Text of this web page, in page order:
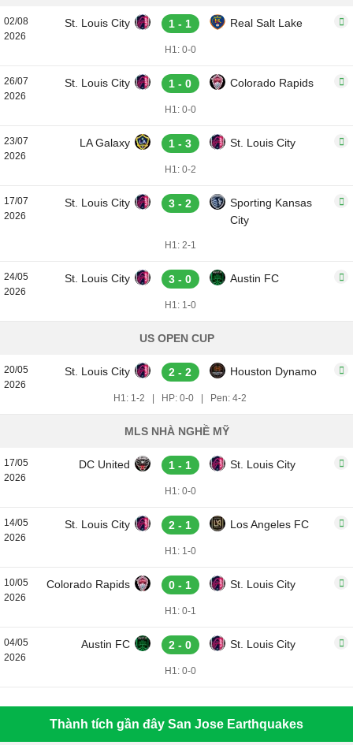
02/08
2026
St. Louis City 1 - 1 Real Salt Lake
H1: 0-0
26/07
2026
St. Louis City 1 - 0 Colorado Rapids
H1: 0-0
23/07
2026
LA Galaxy 1 - 3 St. Louis City
H1: 0-2
17/07
2026
St. Louis City 3 - 2
Sporting Kansas
City
H1: 2-1
24/05
2026
St. Louis City 3 - 0 Austin FC
H1: 1-0
US OPEN CUP
20/05
2026
St. Louis City 2 - 2 Houston Dynamo
H1: 1-2 HP: 0-0 Pen: 4-2
MLS NHÀ NGHỀ MỸ
17/05
2026
DC United 1 - 1 St. Louis City
H1: 0-0
14/05
2026
St. Louis City 2 - 1 Los Angeles FC
H1: 1-0
10/05
2026
Colorado Rapids 0 - 1 St. Louis City
H1: 0-1
04/05
2026
Austin FC 2 - 0 St. Louis City
H1: 0-0
Thành tích gần đây San Jose Earthquakes